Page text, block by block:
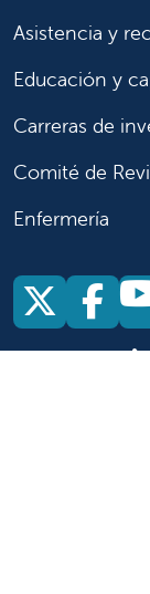
Asistencia y
Educación y
Carreras de
Comité de
Enfermería